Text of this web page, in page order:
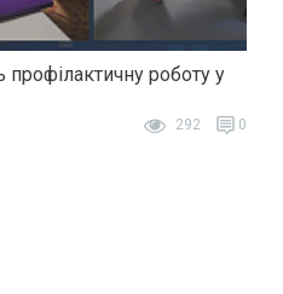
роботу у
292 0